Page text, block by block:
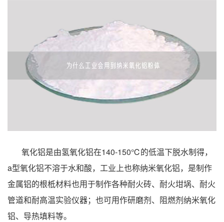
氧化铝是由氢氧化铝在140-150℃的低温下脱水制得，
a型氧化铝不溶于水和酸，工业上也称纳米氧化铝，是制作
金属铝的根柢材料也用于制作各种耐火砖、耐火坩埚、耐火
管道和耐高温实验仪器；也可用作研磨剂、阻燃剂纳米氧化
铝、导热填料等。